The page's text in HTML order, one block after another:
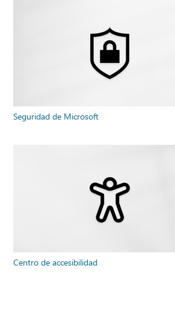
Seguridad de Microsoft
Centro de accesibilidad